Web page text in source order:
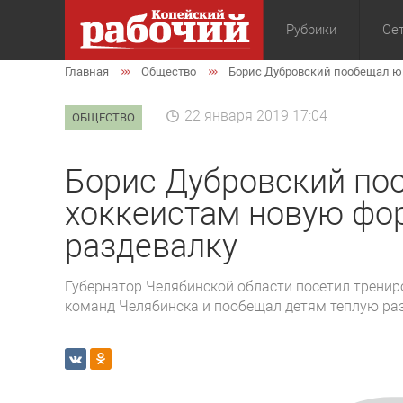
Рубрики
Общество
Главная Общество Борис Дубровский пообещал
ОБЩЕСТВО 22 января 2019 17:04
Борис Дубровский
хоккеистам новую
раздевалку
Губернатор Челябинской области посетил
команд Челябинска и пообещал детям теплую